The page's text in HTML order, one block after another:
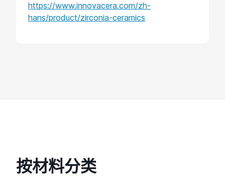
https://www.innovacera.com/zh-
hans/product/zirconia-ceramics
按材料分类